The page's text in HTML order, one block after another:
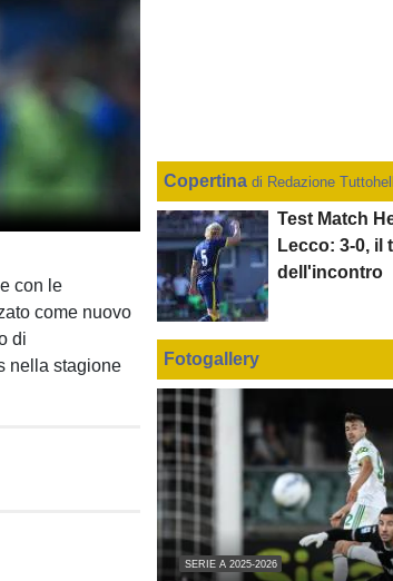
con le
come nuovo
di
nella stagione
Copertina di Redazione
Test Match
Lecco: 3-0, il
dell'incontro
Fotogallery
SERIE A 2025-2026